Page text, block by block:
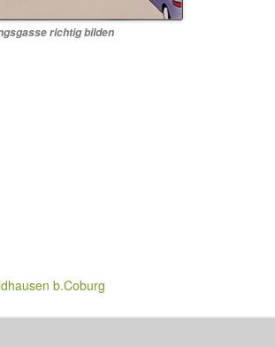
richtig bilden
b.Coburg